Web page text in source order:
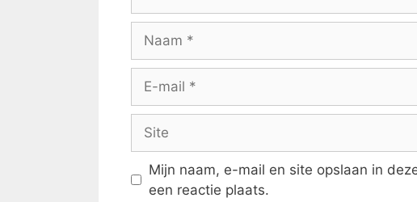
mail
Mijn naam, e-mail en site opslaan in
een reactie plaats.